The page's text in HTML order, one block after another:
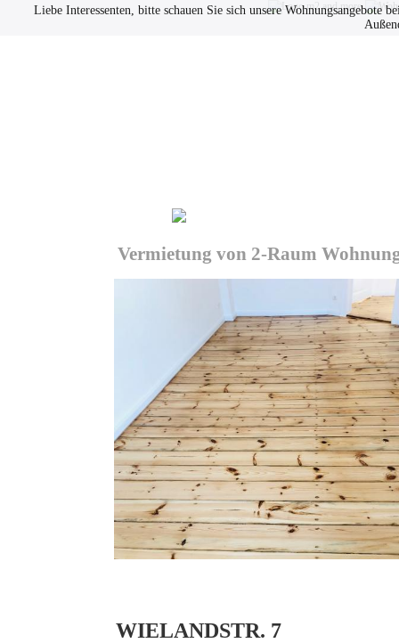
Liebe Interessenten, bitte schauen Sie sich unsere
Vermietung von 2-Raum
WIELANDSTR. 7